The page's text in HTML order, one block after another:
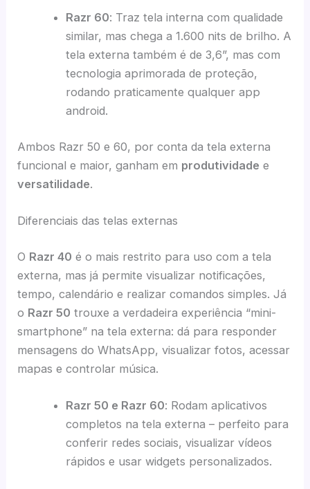
Razr 60: Traz tela interna com qualidade
similar, mas chega a 1.600 nits de brilho. A
tela externa também é de 3,6”, mas com
tecnologia aprimorada de proteção,
rodando praticamente qualquer app
android.
Ambos Razr 50 e 60, por conta da tela externa
funcional e maior, ganham em produtividade e
versatilidade.
Diferenciais das telas externas
O Razr 40 é o mais restrito para uso com a tela
externa, mas já permite visualizar notificações,
tempo, calendário e realizar comandos simples. Já
o Razr 50 trouxe a verdadeira experiência “mini-
smartphone” na tela externa: dá para responder
mensagens do WhatsApp, visualizar fotos, acessar
mapas e controlar música.
Razr 50 e Razr 60: Rodam aplicativos
completos na tela externa – perfeito para
conferir redes sociais, visualizar vídeos
rápidos e usar widgets personalizados.